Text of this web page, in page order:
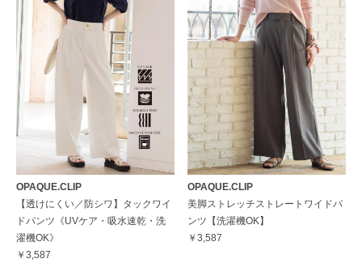
OPAQUE.CLIP
【透けにくい／防シワ】タックワイ
ドパンツ《UVケア・吸水速乾・洗
濯機OK》
￥3,587
OPAQUE.CLIP
美脚ストレッチストレートワイドパ
ンツ【洗濯機OK】
￥3,587